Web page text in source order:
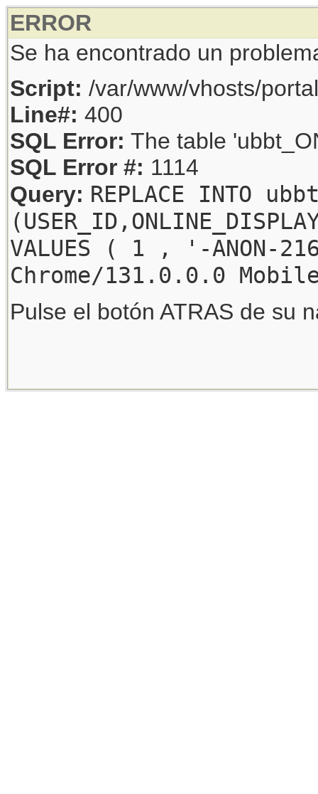
ERROR
Se ha encontrado un
Script: /var/www/vhosts/
Line#: 400
SQL Error: The table
SQL Error #: 1114
Query: REPLACE INTO
VALUES ( 1 , '-
Chrome/131.0.0.0
Pulse el botón ATRAS de su